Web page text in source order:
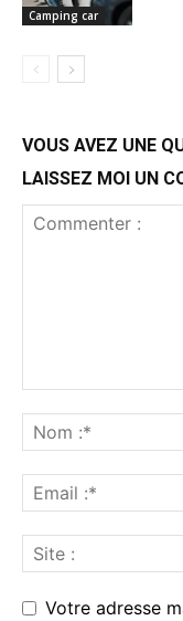
Camping car
VOUS AVEZ UNE
LAISSEZ MOI UN
Votre adresse